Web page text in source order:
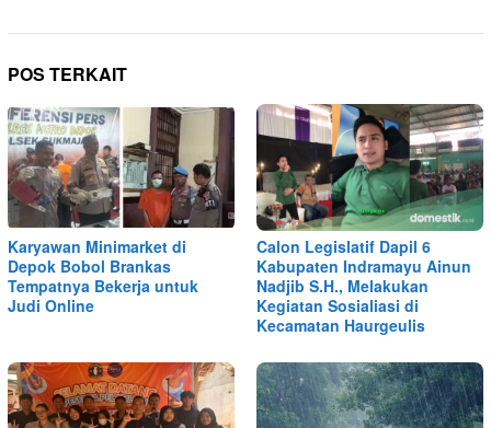
POS TERKAIT
Karyawan Minimarket di
Depok Bobol Brankas
Tempatnya Bekerja untuk
Judi Online
Calon Legislatif Dapil 6
Kabupaten Indramayu Ainun
Nadjib S.H., Melakukan
Kegiatan Sosialiasi di
Kecamatan Haurgeulis